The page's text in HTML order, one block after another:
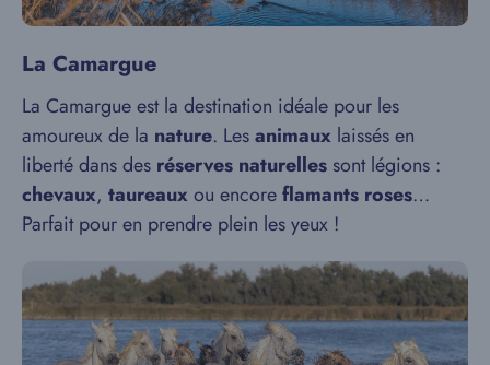
La Camargue
La Camargue est la destination idéale pour les
amoureux de la nature. Lesanimaux laissés en
liberté dans des réserves naturelles sont légions :
chevaux, taureaux ou encoreflamants roses…
Parfait pour en prendre plein les yeux !